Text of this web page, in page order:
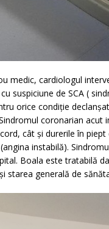
medic, cardiologul
suspiciune de SCA (
orice condiție
coronarian acut
cât și durerile în
instabilă).
Boala este tratabilă
starea generală de